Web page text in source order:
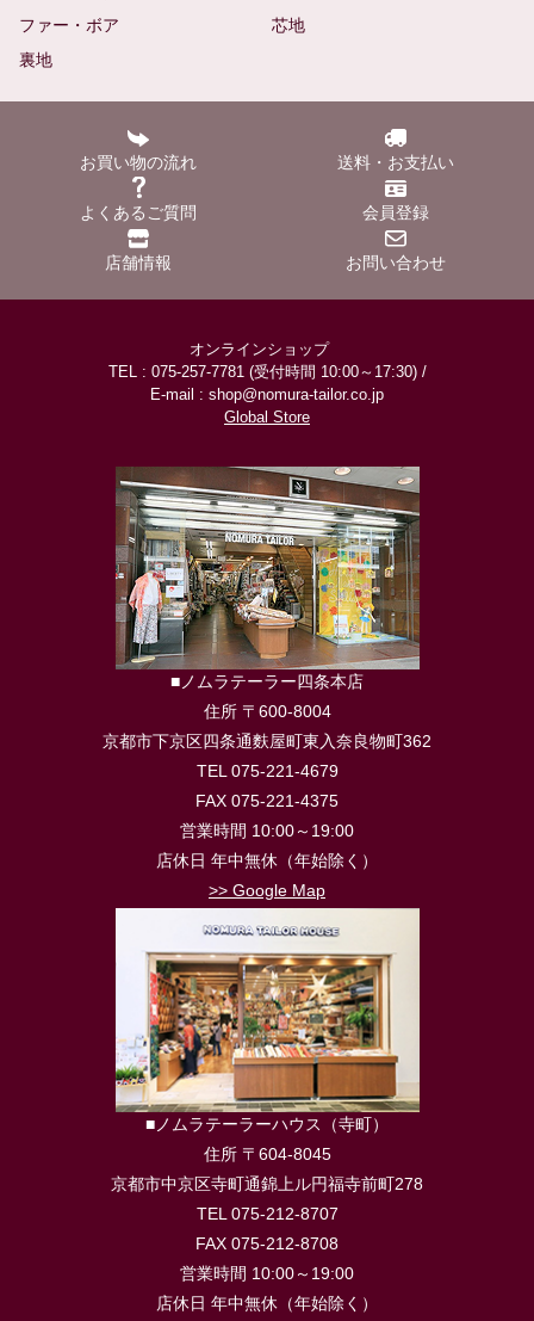
ファー・ボア
芯地
裏地
お買い物の流れ 送料・お支払い
よくあるご質問 会員登録
店舗情報 お問い合わせ
オンラインショップ
TEL : 075-257-7781 (受付時間 10:00～17:30) /
E-mail : shop@nomura-tailor.co.jp
Global Store
■ノムラテーラー四条本店
住所 〒600-8004
京都市下京区四条通麩屋町東入奈良物町362
TEL 075-221-4679
FAX 075-221-4375
営業時間 10:00～19:00
店休日 年中無休（年始除く）
>> Google Map
■ノムラテーラーハウス（寺町）
住所 〒604-8045
京都市中京区寺町通錦上ル円福寺前町278
TEL 075-212-8707
FAX 075-212-8708
営業時間 10:00～19:00
店休日 年中無休（年始除く）